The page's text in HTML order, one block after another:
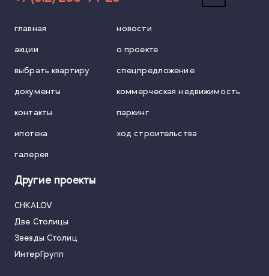
главная новости
акции о проекте
выбрать квартиру спецпредложение
документы коммерческая недвижимость
контакты паркинг
ипотека ход строительства
галерея
Другие проекты
CHKALOV
Две Столицы
Звезды Столиц
ИнтерГрупп